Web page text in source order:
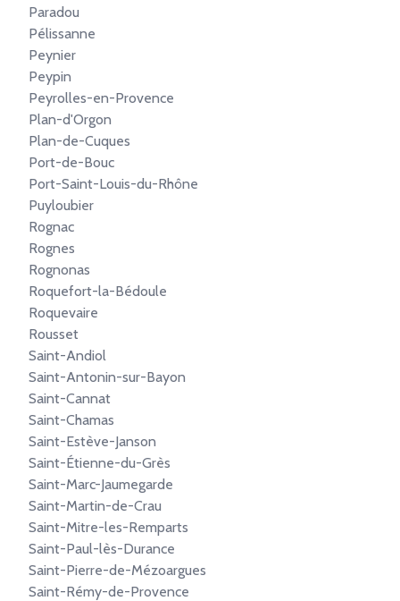
Paradou
Pélissanne
Peynier
Peypin
Peyrolles-en-Provence
Plan-d'Orgon
Plan-de-Cuques
Port-de-Bouc
Port-Saint-Louis-du-Rhône
Puyloubier
Rognac
Rognes
Rognonas
Roquefort-la-Bédoule
Roquevaire
Rousset
Saint-Andiol
Saint-Antonin-sur-Bayon
Saint-Cannat
Saint-Chamas
Saint-Estève-Janson
Saint-Étienne-du-Grès
Saint-Marc-Jaumegarde
Saint-Martin-de-Crau
Saint-Mitre-les-Remparts
Saint-Paul-lès-Durance
Saint-Pierre-de-Mézoargues
Saint-Rémy-de-Provence